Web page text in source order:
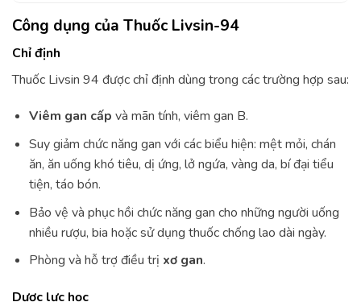
Công dụng của Thuốc Livsin-94
Chỉ định
Thuốc Livsin 94 được chỉ định dùng trong các trường hợp sau:
Viêm gan cấp và mãn tính, viêm gan B.
Suy giảm chức năng gan với các biểu hiện: mệt mỏi, chán
ăn, ăn uống khó tiêu, dị ứng, lở ngứa, vàng da, bí đại tiểu
tiện, táo bón.
Bảo vệ và phục hồi chức năng gan cho những người uống
nhiều rượu, bia hoặc sử dụng thuốc chống lao dài ngày.
Phòng và hỗ trợ điều trị xơ gan.
Dược lực học